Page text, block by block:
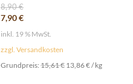
8,90€
7,90€
inkl. 19 % MwSt.
zzgl. Versandkosten
Grundpreis: 15,61€ 13,86€/kg